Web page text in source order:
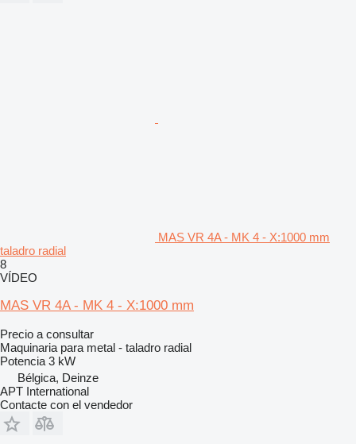
MAS VR 4A - MK 4 - X:1000 mm
taladro radial
8
VÍDEO
MAS VR 4A - MK 4 - X:1000 mm
Precio a consultar
Maquinaria para metal - taladro radial
Potencia 3 kW
Bélgica, Deinze
APT International
Contacte con el vendedor